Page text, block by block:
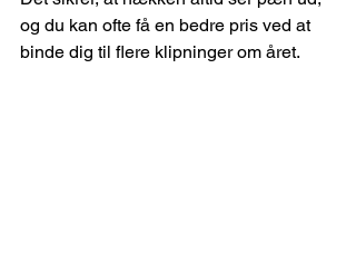
og du kan ofte få en bedre pris ved at
binde dig til flere klipninger om året.